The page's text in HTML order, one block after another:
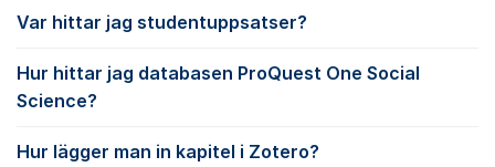
Var hittar jag studentuppsatser?
Hur hittar jag databasen ProQuest One Social
Science?
Hur lägger man in kapitel i Zotero?